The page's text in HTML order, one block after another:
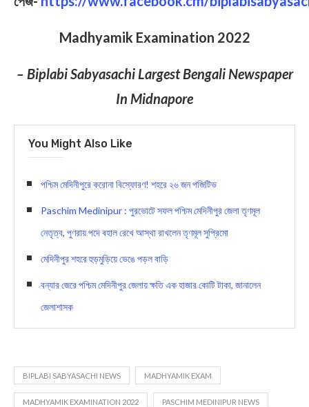
Madhyamik Examination 2022
– Biplabi Sabyasachi Largest Bengali Newspaper
In Midnapore
You Might Also Like
পশ্চিম মেদিনীপুরে করোনা বিস্ফোরণ! শহরে ২৬ জন পজিটিভ
Paschim Medinipur : পুরভোটে সফল পশ্চিম মেদিনীপুর জেলা তৃণমূল
নেতৃত্ব, পুণরায় পদে বহাল রেখে আস্থা রাখলেন তৃণমূল সুপ্রিমো
মেদিনীপুর শহরে হুড়মুড়িয়ে ভেঙে পড়ল বাড়ি
বন্যার জেরে পশ্চিম মেদিনীপুর জেলায় ক্ষতি এক হাজার কোটি টাকা, জানালেন
জেলাশাসক
BIPLABI SABYASACHI NEWS MADHYAMIK EXAM
MADHYAMIK EXAMINATION 2022 PASCHIM MEDINIPUR NEWS